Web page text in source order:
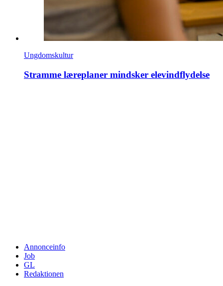
Ungdomskultur
Stramme læreplaner mindsker elevindflydelse
Annonceinfo
Job
GL
Redaktionen